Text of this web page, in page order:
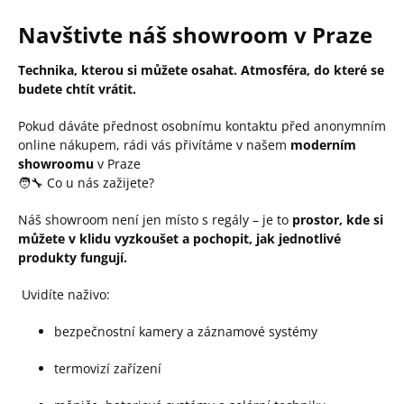
Navštivte náš showroom v Praze
Technika, kterou si můžete osahat. Atmosféra, do které se
budete chtít vrátit.
Pokud dáváte přednost osobnímu kontaktu před anonymním
online nákupem, rádi vás přivítáme v našem moderním
showroomu v Praze
🧑‍🔧 Co u nás zažijete?
Náš showroom není jen místo s regály – je to prostor, kde si
můžete v klidu vyzkoušet a pochopit, jak jednotlivé
produkty fungují.
Uvidíte naživo:
bezpečnostní kamery a záznamové systémy
termovizí zařízení